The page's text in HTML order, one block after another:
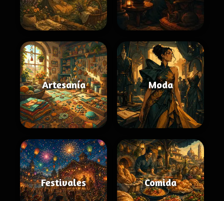
Artesanía Moda
Festivales Comida